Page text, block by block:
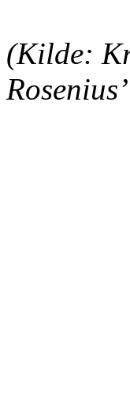
(Kilde:
Rosenius’